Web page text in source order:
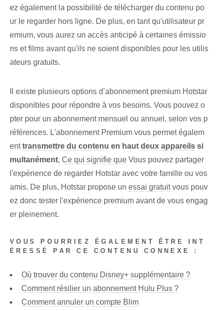
ez également la possibilité de télécharger du contenu po
ur le regarder hors ligne. De plus, en tant qu'utilisateur pr
emium, vous aurez un accès anticipé à certaines émissio
ns et films avant qu'ils ne soient disponibles pour les utilis
ateurs gratuits.
Il existe plusieurs options d’abonnement premium Hotstar
disponibles pour répondre à vos besoins. Vous pouvez o
pter pour un abonnement mensuel ou annuel, selon vos p
références. L'abonnement Premium vous permet égalem
enttransmettre du contenu en haut deux appareils si
multanément, Ce qui signifie que Vous pouvez partager
l'expérience de regarder Hotstar avec votre famille ou vos
amis. De plus, Hotstar propose un essai gratuitvous pouv
ez donc tester l'expérience premium avant de vous engag
er pleinement.
VOUS POURRIEZ ÉGALEMENT ÊTRE INT
ÉRESSÉ PAR CE CONTENU CONNEXE :
Où trouver du contenu Disney+ supplémentaire ?
Comment résilier un abonnement Hulu Plus ?
Comment annuler un compte Blim